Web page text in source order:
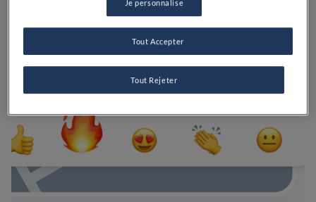
Je personnalise
Tout Rejeter
Tout Accepter